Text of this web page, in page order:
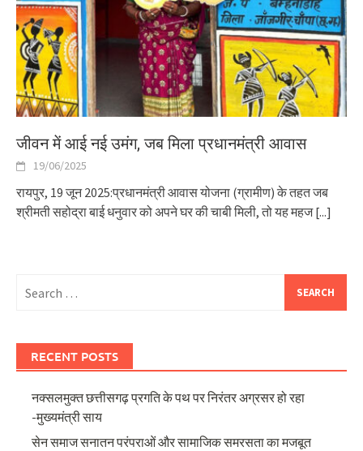
जीवन में आई नई उमंग, जब मिला प्रधानमंत्री आवास
19/06/2025
रायपुर, 19 जून 2025:प्रधानमंत्री आवास योजना (ग्रामीण) के तहत जब
श्रीमती सहोद्रा बाई धनुवार को अपने घर की चाबी मिली, तो यह महज[...]
for:
RECENT POSTS
नक्सलमुक्त छत्तीसगढ़ प्रगति के पथ पर निरंतर अग्रसर हो रहा
-मुख्यमंत्री साय
सेन समाज सनातन परंपराओं और सामाजिक समरसता का मजबूत